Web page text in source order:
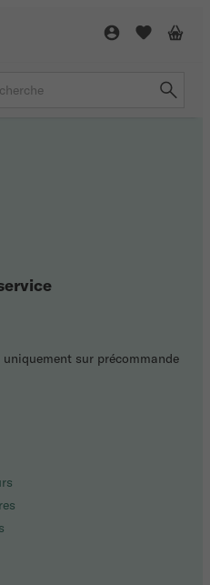
uniquement sur précommande